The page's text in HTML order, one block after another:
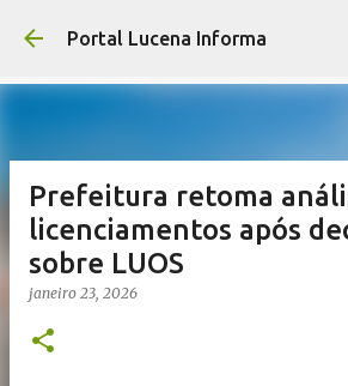
Pular para o conteúdo
Portal Lucena Informa
Prefeitura retoma
licenciamentos após
sobre LUOS
janeiro 23, 2026